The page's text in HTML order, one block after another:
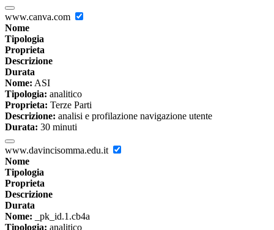
www.canva.com
Nome
Tipologia
Proprieta
Descrizione
Durata
Nome: ASI
Tipologia: analitico
Proprieta: Terze Parti
Descrizione: analisi e profilazione navigazione utente
Durata: 30 minuti
www.davincisomma.edu.it
Nome
Tipologia
Proprieta
Descrizione
Durata
Nome: _pk_id.1.cb4a
Tipologia: analitico